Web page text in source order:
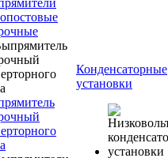
Конденсаторные
установки